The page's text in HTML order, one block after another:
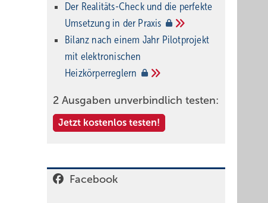
Der Realitäts-Check und die perfekte
Umsetzung in der Praxis
Bilanz nach einem Jahr Pilotprojekt
mit elektronischen
Heizkörperreglern
2 Ausgaben unverbindlich testen:
Jetzt kostenlos testen!
Facebook